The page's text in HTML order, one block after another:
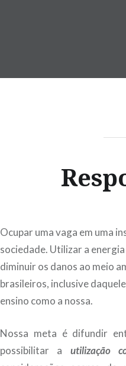
Ocupar uma vaga em uma
sociedade. Utilizar a
diminuir os danos ao meio
brasileiros, inclusive
ensino como a nossa.
Nossa meta é difundir
possibilitar a utilização